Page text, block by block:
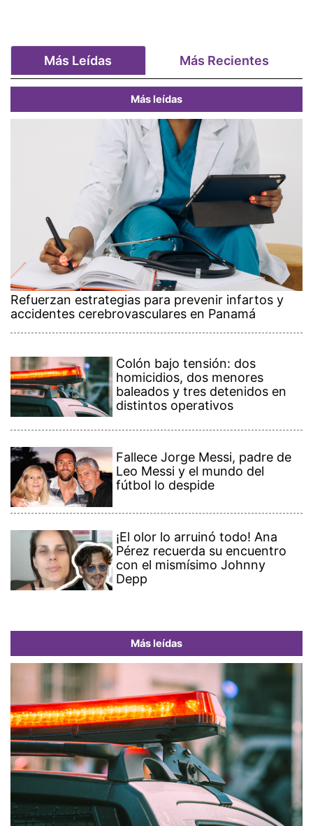
Más Leídas Más Recientes
Más leídas
Refuerzan estrategias para prevenir infartos y
accidentes cerebrovasculares en Panamá
Colón bajo tensión: dos
homicidios, dos menores
baleados y tres detenidos en
distintos operativos
Fallece Jorge Messi, padre de
Leo Messi y el mundo del
fútbol lo despide
¡El olor lo arruinó todo! Ana
Pérez recuerda su encuentro
con el mismísimo Johnny
Depp
Más leídas